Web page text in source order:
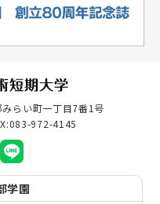
らい町一丁目7番1号
972-4145
学園